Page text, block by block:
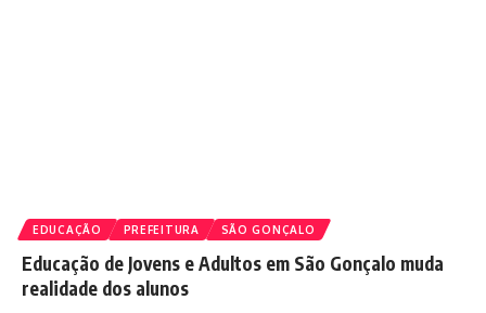
EDUCAÇÃO PREFEITURA SÃO GONÇALO
Educação de Jovens e Adultos em São Gonçalo muda
realidade dos alunos